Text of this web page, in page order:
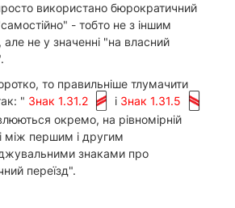
використано бюрократичний
- тобто не з іншим
не у значенні "на власний
то правильніше тлумачити
" Знак 1.31.2 і Знак 1.31.5
окремо, на рівномірній
між першим і другим
знаками про
переїзд".